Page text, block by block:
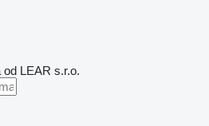
od LEAR s.r.o.